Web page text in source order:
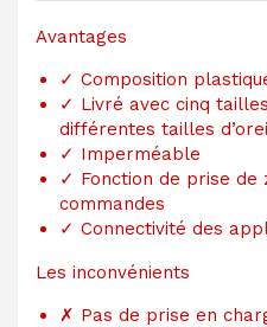
Avantages
✓ Composition
✓ Livré avec cinq
différentes tailles
✓ Imperméable
✓ Fonction de prise de
commandes
✓ Connectivité des
Les inconvénients
✗ Pas de prise en